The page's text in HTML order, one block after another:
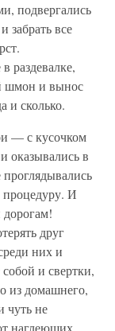
подвергались
забрать все
раздевалке,
шмон и вынос
и сколько.
— с кусочком
оказывались в
процедуру. И
дорогам!
друг
них и
и свертки,
из домашнего,
чуть не
наглеющих